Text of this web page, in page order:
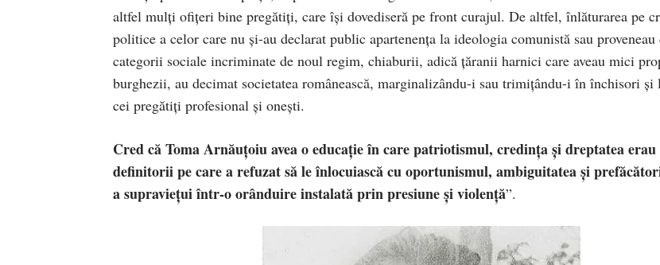
altfel mulţi ofiţeri bine pregătiţi, care îşi dovediseră pe front curajul. De altfel, înlăturarea pe
politice a celor care nu şi-au declarat public apartenenţa la ideologia comunistă sau proveneau
categorii sociale incriminate de noul regim, chiaburii, adică ţăranii harnici care aveau mici
burghezii, au decimat societatea românească, marginalizându-i sau trimiţându-i în închisori şi
cei pregătiţi profesional şi oneşti.
Cred că Toma Arnăuţoiu avea o educaţie în care patriotismul, credinţa şi dreptatea erau
definitorii pe care a refuzat să le înlocuiască cu oportunismul, ambiguitatea şi
a supravieţui într-o orânduire instalată prin presiune şi violenţă”.